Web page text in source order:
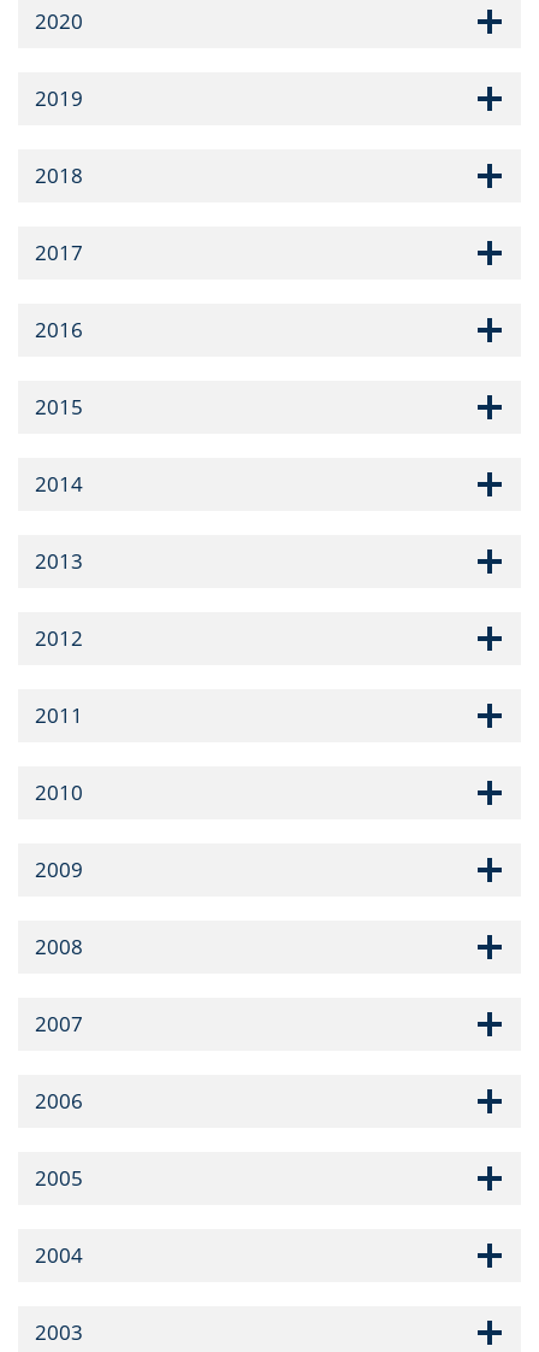
2020
2019
2018
2017
2016
2015
2014
2013
2012
2011
2010
2009
2008
2007
2006
2005
2004
2003